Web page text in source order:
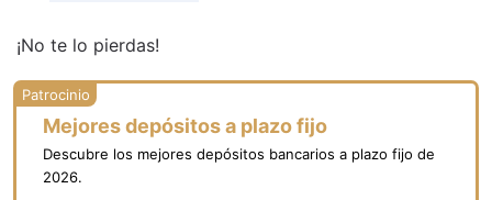
¡No te lo pierdas!
Mejores depósitos a plazo fijo
Descubre los mejores depósitos bancarios a plazo fijo de
2026.